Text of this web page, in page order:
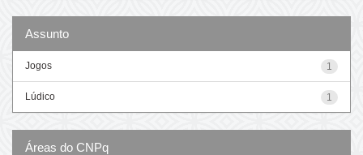
Assunto
1
Jogos
1
Lúdico
Áreas do CNPq